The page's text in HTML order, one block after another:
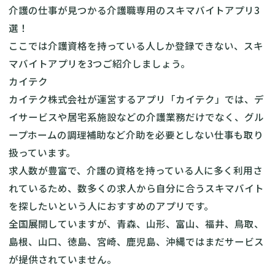
介護の仕事が見つかる介護職専用のスキマバイトアプリ3
選！
ここでは介護資格を持っている人しか登録できない、スキ
マバイトアプリを3つご紹介しましょう。
カイテク
カイテク株式会社が運営するアプリ「カイテク」では、デ
イサービスや居宅系施設などの介護業務だけでなく、グル
ープホームの調理補助など介助を必要としない仕事も取り
扱っています。
求人数が豊富で、介護の資格を持っている人に多く利用さ
れているため、数多くの求人から自分に合うスキマバイト
を探したいという人におすすめのアプリです。
全国展開していますが、青森、山形、富山、福井、鳥取、
島根、山口、徳島、宮崎、鹿児島、沖縄ではまだサービス
が提供されていません。